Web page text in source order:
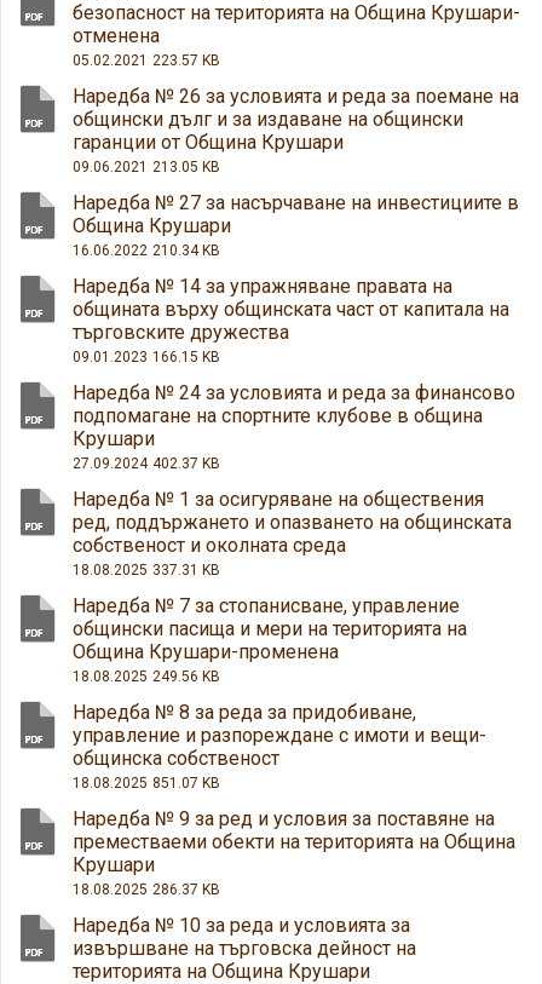
безопасност на територията на Община Крушари-
отменена
05.02.2021 223.57 KB
Наредба № 26 за условията и реда за поемане на
общински дълг и за издаване на общински
гаранции от Община Крушари
09.06.2021 213.05 KB
Наредба № 27 за насърчаване на инвестициите в
Община Крушари
16.06.2022 210.34 KB
Наредба № 14 за упражняване правата на
общината върху общинската част от капитала на
търговските дружества
09.01.2023 166.15 KB
Наредба № 24 за условията и реда за финансово
подпомагане на спортните клубове в община
Крушари
27.09.2024 402.37 KB
Наредба № 1 за осигуряване на обществения
ред, поддържането и опазването на общинската
собственост и околната среда
18.08.2025 337.31 KB
Наредба № 7 за стопанисване, управление
общински пасища и мери на територията на
Община Крушари-променена
18.08.2025 249.56 KB
Наредба № 8 за реда за придобиване,
управление и разпореждане с имоти и вещи-
общинска собственост
18.08.2025 851.07 KB
Наредба № 9 за ред и условия за поставяне на
преместваеми обекти на територията на Община
Крушари
18.08.2025 286.37 KB
Наредба № 10 за реда и условията за
извършване на търговска дейност на
територията на Община Крушари